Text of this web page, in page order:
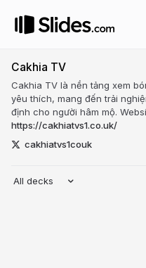
Cakhia TV
Cakhia TV là nền tảng xem
yêu thích, mang đến trải
định cho người hâm mộ.
https://cakhiatvs1.co.uk/
cakhiatvs1couk
All decks